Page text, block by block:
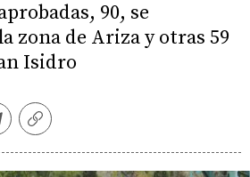
90, se
zona de Ariza y otras 59
Isidro
Copiar